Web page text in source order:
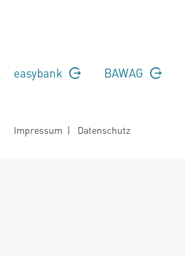
easybank BAWAG
Impressum | Datenschutz